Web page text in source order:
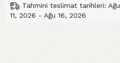
Tahmini teslimat tarihleri: Ağu
11, 2026 - Ağu 16, 2026
Sepete Ekle